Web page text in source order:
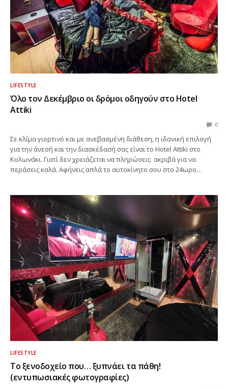
LIFESTYLE
Όλο τον Δεκέμβριο οι δρόμοι οδηγούν στο Hotel
Attiki
0
Σε κλίμα γιορτινό και με ανεβασμένη διάθεση, η ιδανική επιλογή
για την άνεσή και την διασκέδασή σας είναι το Hotel Attiki στο
Κολωνάκι. Γιατί δεν χρειάζεται να πληρώσεις ακριβά για να
περάσεις καλά. Αφήνεις απλά το αυτοκίνητο σου στο 24ωρο…
LIFESTYLE
Το ξενοδοχείο που… ξυπνάει τα πάθη!
(εντυπωσιακές φωτογραφίες)